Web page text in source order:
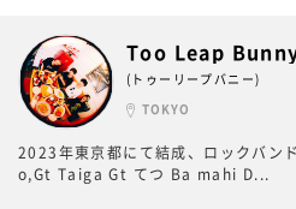
Too Leap
(トゥーリープバニー)
TOKYO
2023年東京都にて結成、ロックバン
o,Gt Taiga Gt てつ Ba mahi D...